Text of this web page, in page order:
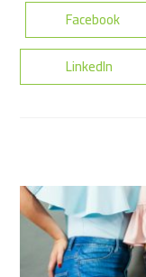
Facebook
LinkedIn